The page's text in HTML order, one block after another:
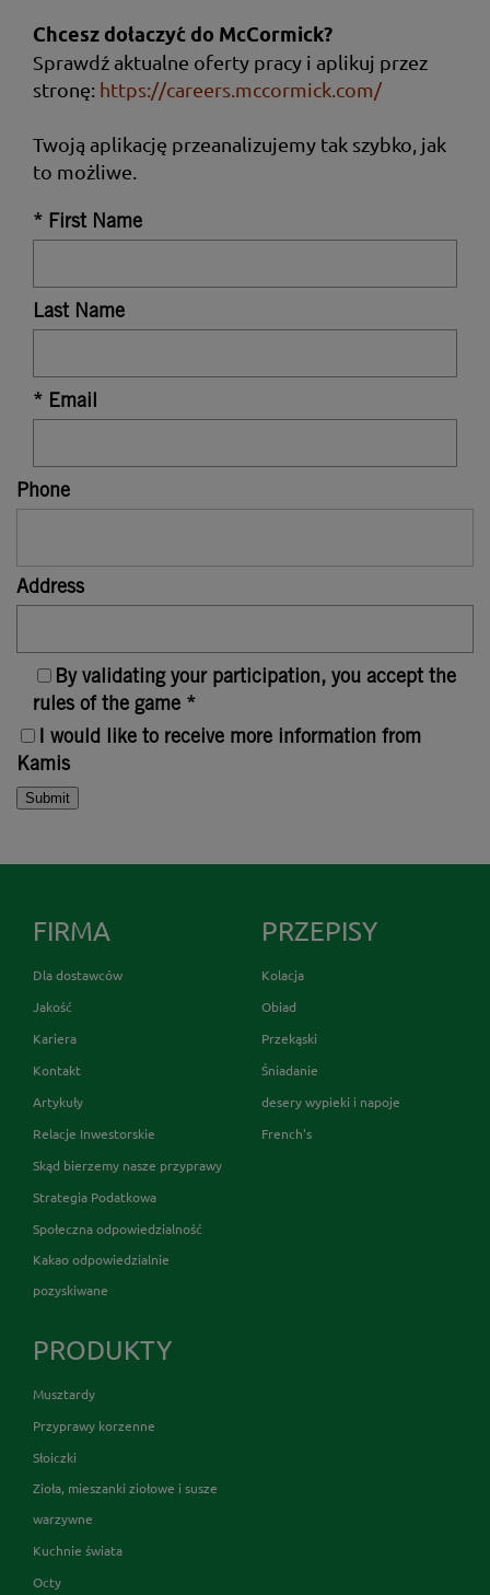
Chcesz dołączyć do McCormick?
Sprawdź aktualne oferty pracy i aplikuj przez
stronę: https://careers.mccormick.com/
Twoją aplikację przeanalizujemy tak szybko, jak
to możliwe.
* First Name
Last Name
* Email
Phone
Address
By validating your participation, you accept the
rules of the game *
I would like to receive more information from
Kamis
FIRMA
Dla dostawców
Jakość
Kariera
Kontakt
Artykuły
Relacje Inwestorskie
Skąd bierzemy nasze przyprawy
Strategia Podatkowa
Społeczna odpowiedzialność
Kakao odpowiedzialnie
pozyskiwane
PRZEPISY
Kolacja
Obiad
Przekąski
Śniadanie
desery wypieki i napoje
French's
PRODUKTY
Musztardy
Przyprawy korzenne
Słoiczki
Zioła, mieszanki ziołowe i susze
warzywne
Kuchnie świata
Octy